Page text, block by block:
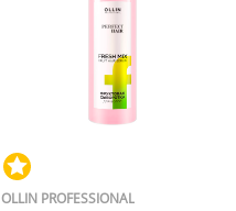
OLLIN PROFESSIONAL